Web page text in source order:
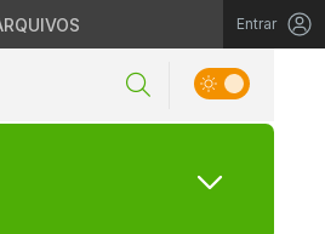
Entrar